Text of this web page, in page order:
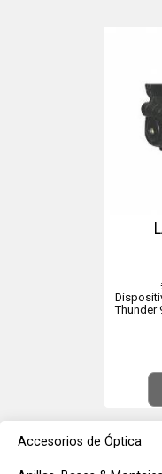
Accesorios de Óptica
Thunder